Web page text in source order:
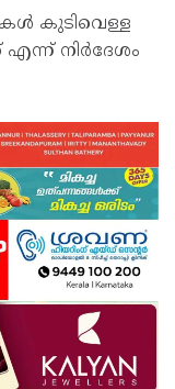
കുടിവെള്ള
നിർദേശം